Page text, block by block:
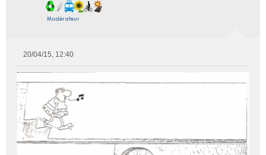
e
s
s
a
g
e
n
20/04/15, 12:40